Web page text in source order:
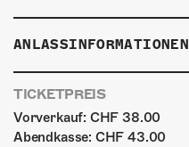
ANLASSINFORMATIONEN
TICKETPREIS
Vorverkauf: CHF 38.00
Abendkasse: CHF 43.00